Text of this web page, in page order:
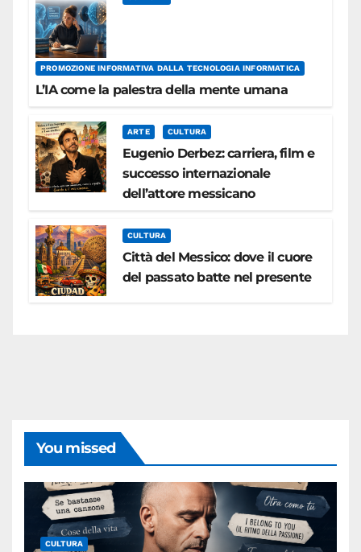
PROMOZIONE INFORMATIVA DALLA TECNOLOGIA INFORMATICA
L’IA come la palestra della mente umana
ARTE CULTURA
Eugenio Derbez: carriera, film e
successo internazionale
dell’attore messicano
CULTURA
Città del Messico: dove il cuore
del passato batte nel presente
You missed
CULTURA